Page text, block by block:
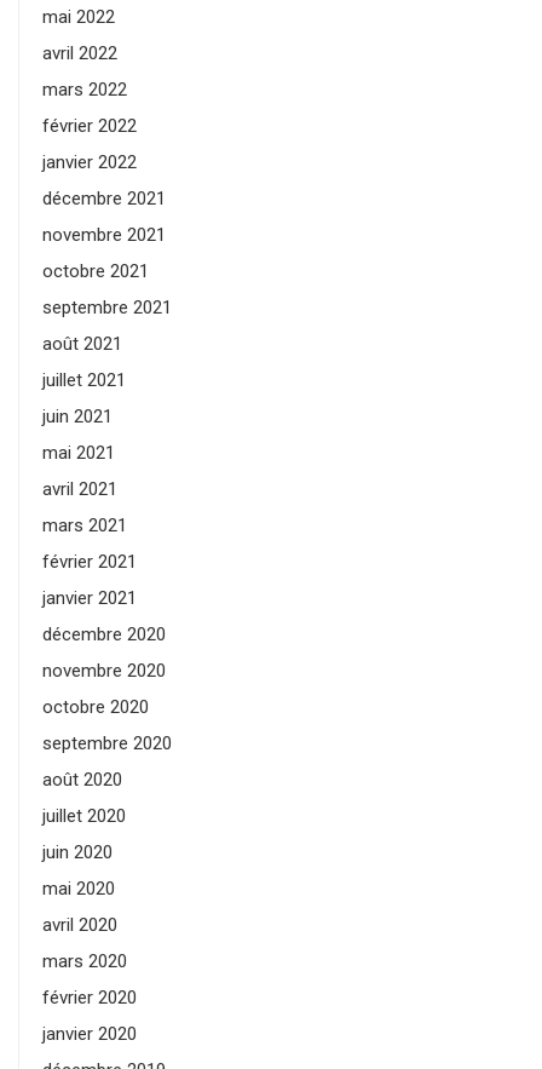
mai 2022
avril 2022
mars 2022
février 2022
janvier 2022
décembre 2021
novembre 2021
octobre 2021
septembre 2021
août 2021
juillet 2021
juin 2021
mai 2021
avril 2021
mars 2021
février 2021
janvier 2021
décembre 2020
novembre 2020
octobre 2020
septembre 2020
août 2020
juillet 2020
juin 2020
mai 2020
avril 2020
mars 2020
février 2020
janvier 2020